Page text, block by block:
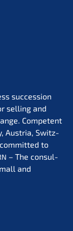
succes­si­on
selling and
Compe­tent
Austria, Switz­
to
– The consul­
and